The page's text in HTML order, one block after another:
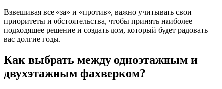
Взвешивая все «за» и «против», важно учитывать свои
приоритеты и обстоятельства, чтобы принять наиболее
подходящее решение и создать дом, который будет радовать
вас долгие годы.
Как выбрать между одноэтажным и
двухэтажным фахверком?